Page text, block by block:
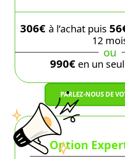
306€ à l’achat puis
12
ou
990€en un
PARLEZ-NOUS DE
Option